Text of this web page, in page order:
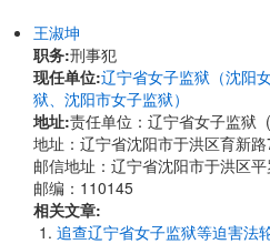
王淑坤
职务:刑事犯
现任单位:辽宁省女子监狱（沈阳
狱、沈阳市女子监狱）
地址:责任单位：辽宁省女子监狱
地址：辽宁省沈阳市于洪区育新
邮信地址：辽宁省沈阳市于洪区
邮编：110145
相关文章:
追查辽宁省女子监狱等迫害法